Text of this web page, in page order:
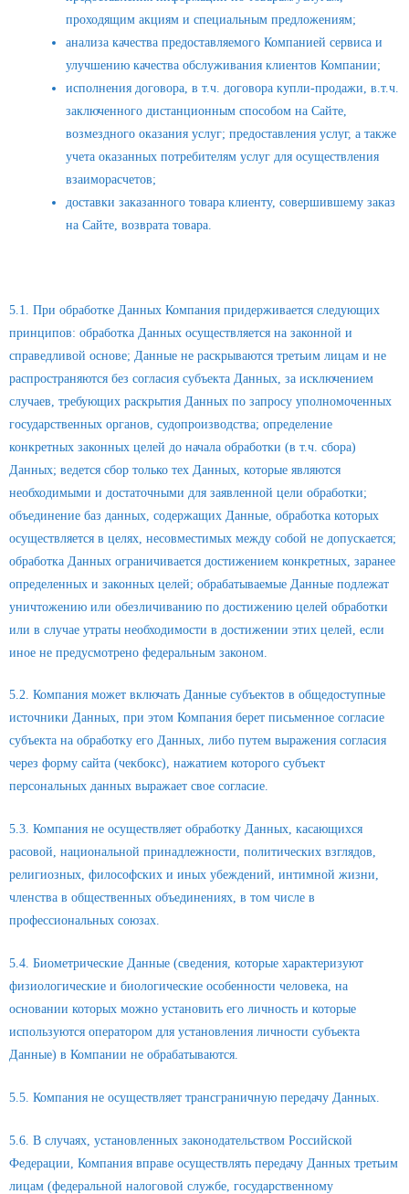
проходящим акциям и специальным предложениям;
анализа качества предоставляемого Компанией сервиса и
улучшению качества обслуживания клиентов Компании;
исполнения договора, в т.ч. договора купли-продажи, в.т.ч.
заключенного дистанционным способом на Сайте,
возмездного оказания услуг; предоставления услуг, а также
учета оказанных потребителям услуг для осуществления
взаиморасчетов;
доставки заказанного товара клиенту, совершившему заказ
на Сайте, возврата товара.
5.1. При обработке Данных Компания придерживается следующих
принципов: обработка Данных осуществляется на законной и
справедливой основе; Данные не раскрываются третьим лицам и не
распространяются без согласия субъекта Данных, за исключением
случаев, требующих раскрытия Данных по запросу уполномоченных
государственных органов, судопроизводства; определение
конкретных законных целей до начала обработки (в т.ч. сбора)
Данных; ведется сбор только тех Данных, которые являются
необходимыми и достаточными для заявленной цели обработки;
объединение баз данных, содержащих Данные, обработка которых
осуществляется в целях, несовместимых между собой не допускается;
обработка Данных ограничивается достижением конкретных, заранее
определенных и законных целей; обрабатываемые Данные подлежат
уничтожению или обезличиванию по достижению целей обработки
или в случае утраты необходимости в достижении этих целей, если
иное не предусмотрено федеральным законом.
5.2. Компания может включать Данные субъектов в общедоступные
источники Данных, при этом Компания берет письменное согласие
субъекта на обработку его Данных, либо путем выражения согласия
через форму сайта (чекбокс), нажатием которого субъект
персональных данных выражает свое согласие.
5.3. Компания не осуществляет обработку Данных, касающихся
расовой, национальной принадлежности, политических взглядов,
религиозных, философских и иных убеждений, интимной жизни,
членства в общественных объединениях, в том числе в
профессиональных союзах.
5.4. Биометрические Данные (сведения, которые характеризуют
физиологические и биологические особенности человека, на
основании которых можно установить его личность и которые
используются оператором для установления личности субъекта
Данные) в Компании не обрабатываются.
5.5. Компания не осуществляет трансграничную передачу Данных.
5.6. В случаях, установленных законодательством Российской
Федерации, Компания вправе осуществлять передачу Данных третьим
лицам (федеральной налоговой службе, государственному